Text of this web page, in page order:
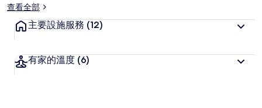
查看全部
主要設施服務 (12)
有家的溫度 (6)